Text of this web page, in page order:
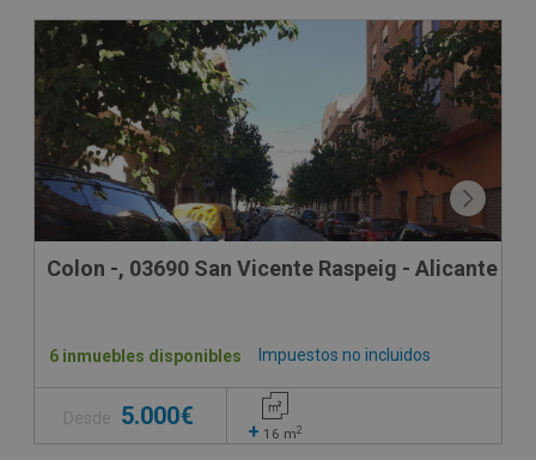
Colon -, 03690 San Vicente Raspeig - Alicante
Impuestos no incluidos
6 inmuebles disponibles
Desde 5.000€
+ 16 m2